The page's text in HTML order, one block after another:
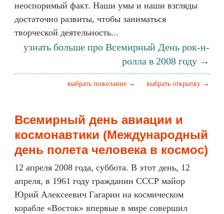
неоспоримый факт. Наши умы и наши взгляды
достаточно развиты, чтобы заниматься
творческой деятельность...
узнать больше про Всемирный День рок-н-
ролла в 2008 году →
выбрать открытку →
выбрать пожелание →
Всемирный день авиации и
космонавтики (Международный
день полета человека в космос)
12 апреля 2008 года, суббота. В этот день, 12
апреля, в 1961 году гражданин СССР майор
Юрий Алексеевич Гагарин на космическом
корабле «Восток» впервые в мире совершил